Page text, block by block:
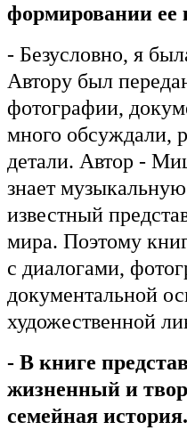
формировании ее
- Безусловно, я
Автору был
фотографии,
много обсуждали,
детали. Автор -
знает
известный
мира. Поэтому
с диалогами,
документальной
художественной
- В книге
жизненный и
семейная